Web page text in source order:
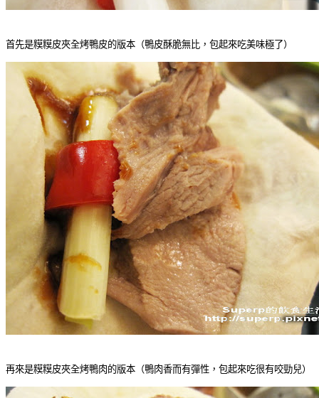
首先是糢糢皮夾全烤鴨皮的版本（鴨皮酥脆無比，包起來吃美味極了）
再來是糢糢皮夾全烤鴨肉的版本（鴨肉香而有彈性，包起來吃很有咬勁兒）